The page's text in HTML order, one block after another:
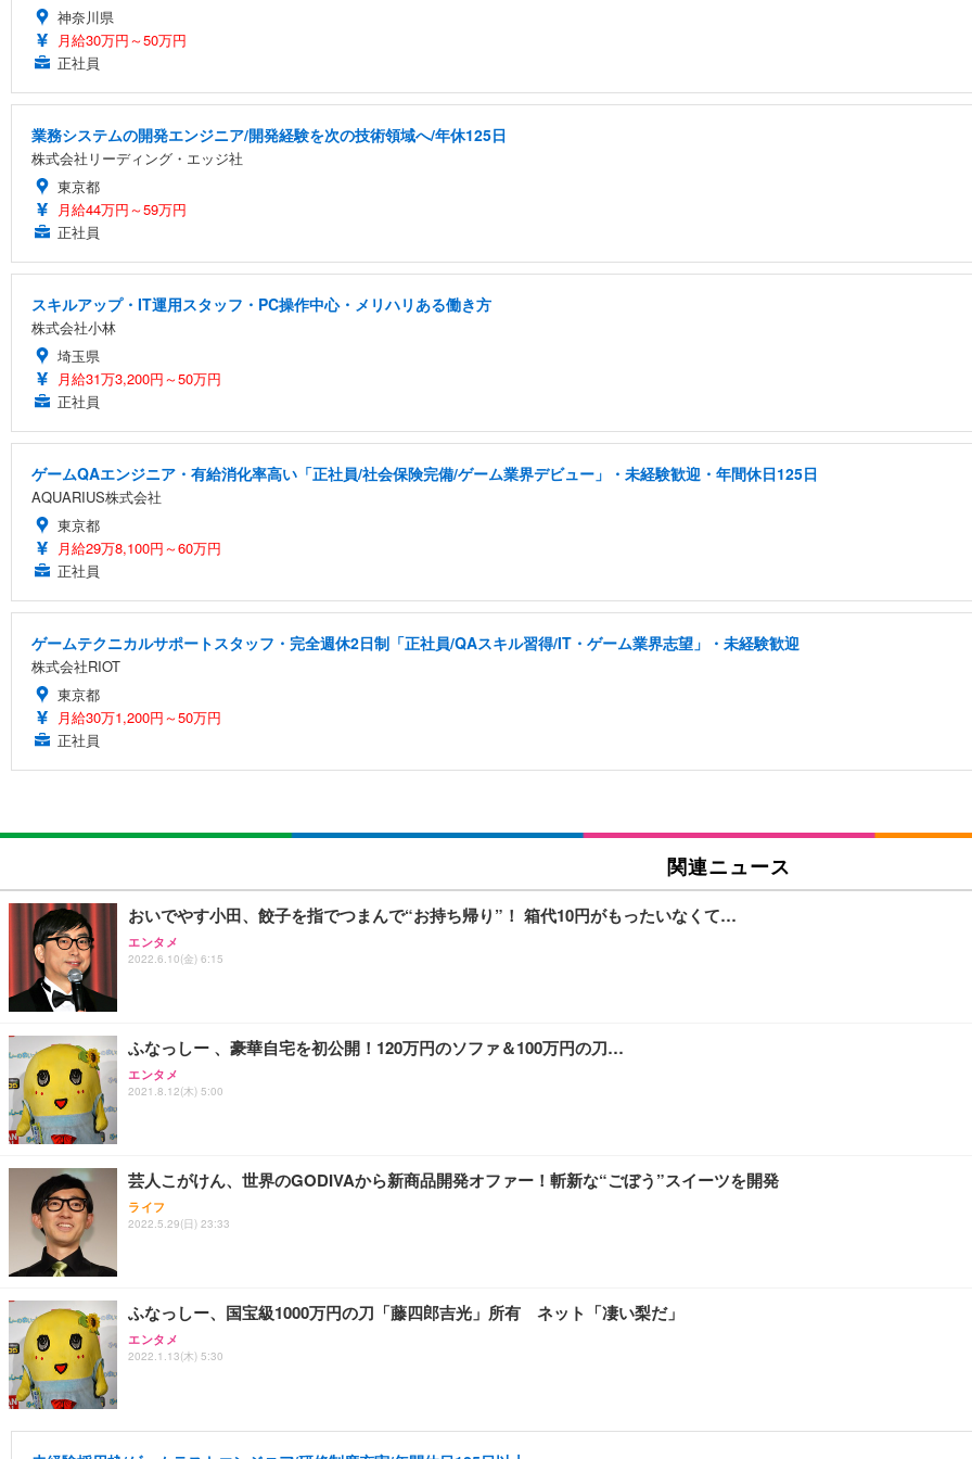
神奈川県
月給30万円～50万円
正社員
業務システムの開発エンジニア/開発経験を次の技術領域へ/年休125日
株式会社リーディング・エッジ社
東京都
月給44万円～59万円
正社員
スキルアップ・IT運用スタッフ・PC操作中心・メリハリある働き方
株式会社小林
埼玉県
月給31万3,200円～50万円
正社員
ゲームQAエンジニア・有給消化率高い「正社員/社会保険完備/ゲーム業界デビュー」・未経験歓迎・年間休日125日
AQUARIUS株式会社
東京都
月給29万8,100円～60万円
正社員
ゲームテクニカルサポートスタッフ・完全週休2日制「正社員/QAスキル習得/IT・ゲーム業界志望」・未経験歓迎
株式会社RIOT
東京都
月給30万1,200円～50万円
正社員
関連ニュース
おいでやす小田、餃子を指でつまんで“お持ち帰り”！ 箱代10円がもったいなくて…
エンタメ
2022.6.10(金) 6:15
ふなっしー 、豪華自宅を初公開！120万円のソファ＆100万円の刀…
エンタメ
2021.8.12(木) 5:00
芸人こがけん、世界のGODIVAから新商品開発オファー！斬新な“ごぼう”スイーツを開発
ライフ
2022.5.29(日) 23:33
ふなっしー、国宝級1000万円の刀「藤四郎吉光」所有 ネット「凄い梨だ」
エンタメ
2022.1.13(木) 5:30